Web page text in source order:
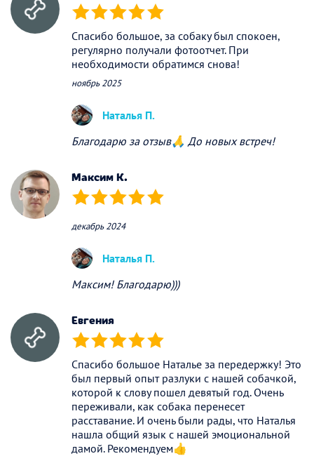
(*) (*) (*) (*) (*)
Спасибо большое, за собаку был спокоен,
регулярно получали фотоотчет. При
необходимости обратимся снова!
ноябрь 2025
Наталья П.
Благодарю за отзыв🙏 До новых встреч!
Максим К.
(*) (*) (*) (*) (*)
декабрь 2024
Наталья П.
Максим! Благодарю)))
Евгения
(*) (*) (*) (*) (*)
Спасибо большое Наталье за передержку! Это
был первый опыт разлуки с нашей собачкой,
которой к слову пошел девятый год. Очень
переживали, как собака перенесет
расставание. И очень были рады, что Наталья
нашла общий язык с нашей эмоциональной
дамой. Рекомендуем👍